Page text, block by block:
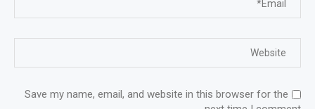
Save my name, email, and website in this browser for the